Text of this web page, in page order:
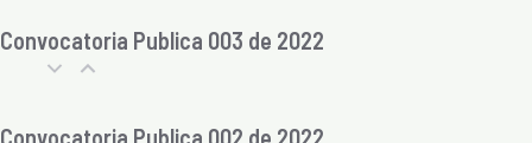
Convocatoria Publica 003 de 2022
Convocatoria Publica 002 de 2022